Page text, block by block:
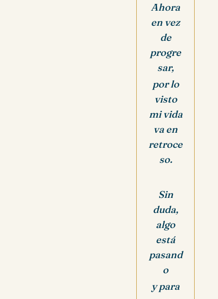
Ahora
en vez
de
progre
sar,
por lo
visto
mi vida
va en
retroce
so.
Sin
duda,
algo
está
pasand
o
y para